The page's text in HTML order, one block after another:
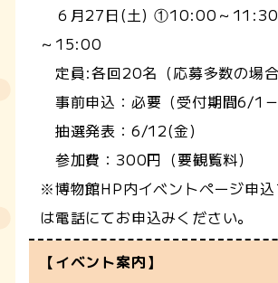
６月27日(土) ①10:00～
～15:00
定員:各回20名（応募多数の場合
事前申込：必要（受付期間6/1
抽選発表：6/12(金)
参加費：300円（要観覧料）
※博物館HP内イベントページ申込
は電話にてお申込みください。
【イベント案内】